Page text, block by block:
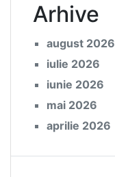
Arhive
august 2026
iulie 2026
iunie 2026
mai 2026
aprilie 2026